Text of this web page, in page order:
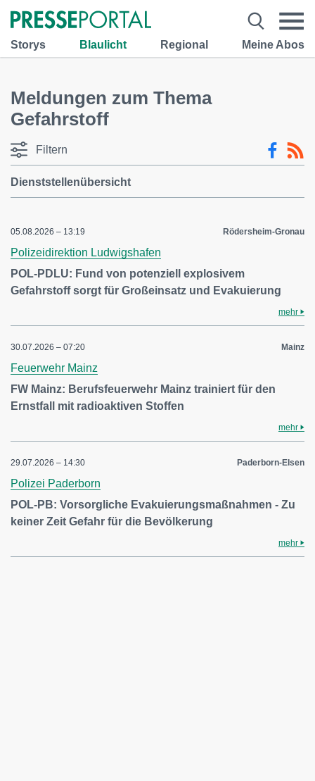
Storys Blaulicht Regional Meine Abos
Meldungen zum Thema
Gefahrstoff
Filtern
Dienststellenübersicht
05.08.2026 – 13:19 Rödersheim-Gronau
Polizeidirektion Ludwigshafen
POL-PDLU: Fund von potenziell explosivem
Gefahrstoff sorgt für Großeinsatz und Evakuierung
mehr
30.07.2026 – 07:20 Mainz
Feuerwehr Mainz
FW Mainz: Berufsfeuerwehr Mainz trainiert für den
Ernstfall mit radioaktiven Stoffen
mehr
29.07.2026 – 14:30 Paderborn-Elsen
Polizei Paderborn
POL-PB: Vorsorgliche Evakuierungsmaßnahmen - Zu
keiner Zeit Gefahr für die Bevölkerung
mehr